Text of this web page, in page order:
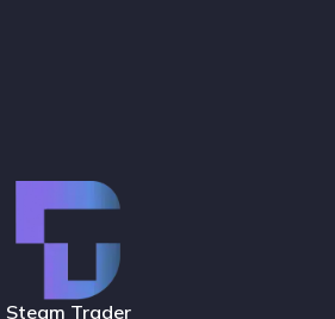
Steam Trader